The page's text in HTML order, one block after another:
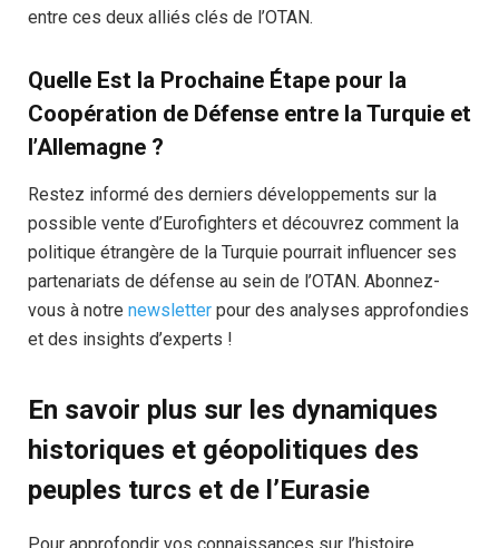
entre ces deux alliés clés de l’OTAN.
Quelle Est la Prochaine Étape pour la
Coopération de Défense entre la Turquie et
l’Allemagne ?
Restez informé des derniers développements sur la
possible vente d’Eurofighters et découvrez comment la
politique étrangère de la Turquie pourrait influencer ses
partenariats de défense au sein de l’OTAN. Abonnez-
vous à notre newsletter pour des analyses approfondies
et des insights d’experts !
En savoir plus sur les dynamiques
historiques et géopolitiques des
peuples turcs et de l’Eurasie